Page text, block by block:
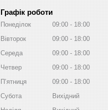
Графік роботи
Понеділок 09:00
18:00
Вівторок
09:00
18:00
Середа
09:00
18:00
Четвер
09:00
18:00
Пʼятниця
09:00
18:00
Субота
Вихідний